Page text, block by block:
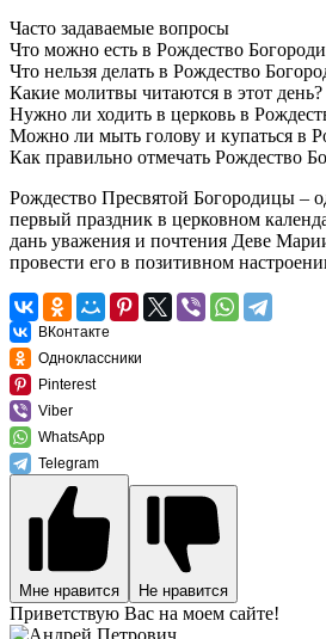
Часто задаваемые вопросы
Что можно есть в Рождество
Что нельзя делать в Рождество
Какие молитвы читаются в этот день?
Нужно ли ходить в церковь в
Можно ли мыть голову и купаться в
Как правильно отмечать Рождество
Рождество Пресвятой Богородицы –
первый праздник в церковном
дань уважения и почтения Деве
провести его в позитивном
ВКонтакте
Одноклассники
Pinterest
Viber
WhatsApp
Telegram
Мне нравится Не нравится
Приветствую Вас на моем сайте!